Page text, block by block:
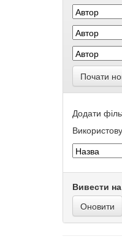
Почати
Додати
Вивести